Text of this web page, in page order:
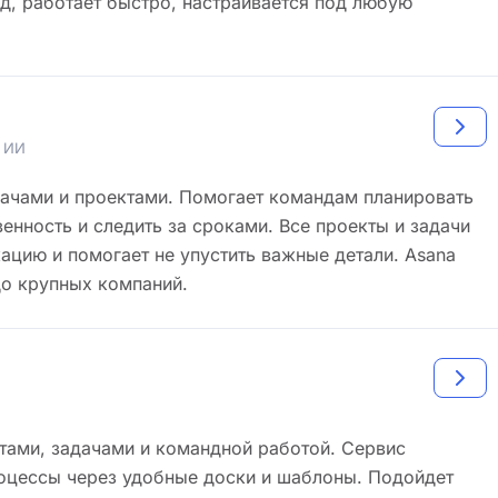
ИИ
и проектами. Помогает командам планировать
и следить за сроками. Все проекты и задачи
и помогает не упустить важные детали. Asana
крупных компаний.
задачами и командной работой. Сервис
через удобные доски и шаблоны. Подойдет